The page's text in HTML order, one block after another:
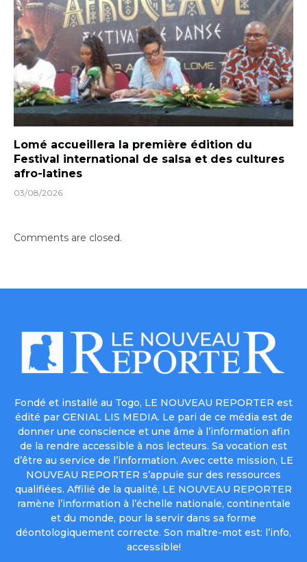
Lomé accueillera la première édition du
Festival international de salsa et des cultures
afro-latines
03/08/2026
Comments are closed.
Fondé et installé au Togo, LE NOUVEAU REPORTER est
édité par GENIAL LIS MEDIA. Le pari de ce média est de
donner une conscience et une âme à l’information afin
de la rendre accessible à nos lecteurs. Sa vocation est
d’être au service de l’information. Avec cette mission, LE
NOUVEAU REPORTER s’appuie sur des ressources
qualifiées. Affilié de la qualité, LE NOUVEAU REPORTER
ramène l’information à l’échelle nationale, continentale
et du monde, pour la servir dans sa forme
déontologiquement correcte. Son maître-mot est: l’info,
accessible!